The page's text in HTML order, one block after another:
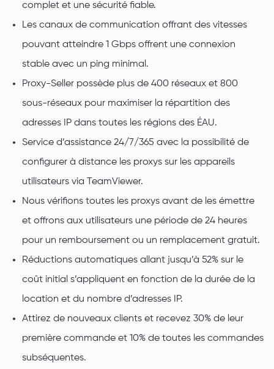
complet et une sécurité fiable.
Les canaux de communication offrant des vitesses
pouvant atteindre 1 Gbps offrent une connexion
stable avec un ping minimal.
Proxy-Seller possède plus de 400 réseaux et 800
sous-réseaux pour maximiser la répartition des
adresses IP dans toutes les régions des ÉAU.
Service d’assistance 24/7/365 avec la possibilité de
configurer à distance les proxys sur les appareils
utilisateurs via TeamViewer.
Nous vérifions toutes les proxys avant de les émettre
et offrons aux utilisateurs une période de 24 heures
pour un remboursement ou un remplacement gratuit.
Réductions automatiques allant jusqu’à 52% sur le
coût initial s’appliquent en fonction de la durée de la
location et du nombre d’adresses IP.
Attirez de nouveaux clients et recevez 30% de leur
première commande et 10% de toutes les commandes
subséquentes.